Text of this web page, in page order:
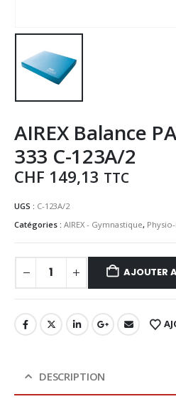
AIREX Balance
333 C-123A/2
CHF 149,13 TTC
UGS : C-123A/2
Catégories : AIREX - Gymnastique,
AJOUTER
DESCRIPTION